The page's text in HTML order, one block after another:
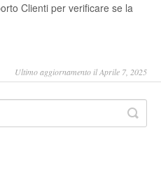
Clienti per verificare se la
Ultimo aggiornamento il Aprile 7, 2025